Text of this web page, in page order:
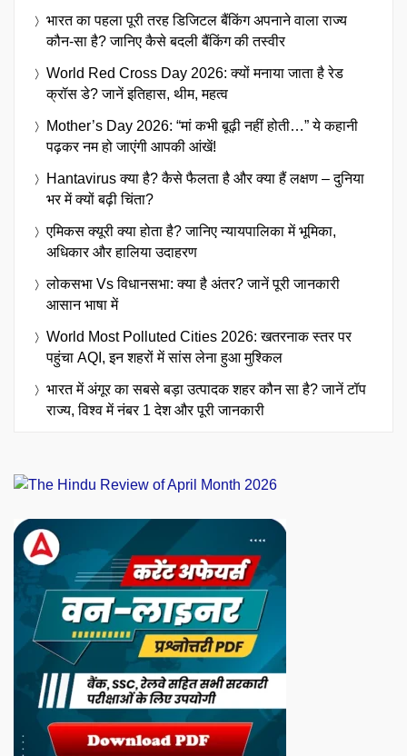
भारत का पहला पूरी तरह डिजिटल बैंकिंग अपनाने वाला राज्य
कौन-सा है? जानिए कैसे बदली बैंकिंग की तस्वीर
World Red Cross Day 2026: क्यों मनाया जाता है रेड
क्रॉस डे? जानें इतिहास, थीम, महत्व
Mother’s Day 2026: “मां कभी बूढ़ी नहीं होती…” ये कहानी
पढ़कर नम हो जाएंगी आपकी आंखें!
Hantavirus क्या है? कैसे फैलता है और क्या हैं लक्षण – दुनिया
भर में क्यों बढ़ी चिंता?
एमिकस क्यूरी क्या होता है? जानिए न्यायपालिका में भूमिका,
अधिकार और हालिया उदाहरण
लोकसभा Vs विधानसभा: क्या है अंतर? जानें पूरी जानकारी
आसान भाषा में
World Most Polluted Cities 2026: खतरनाक स्तर पर
पहुंचा AQI, इन शहरों में सांस लेना हुआ मुश्किल
भारत में अंगूर का सबसे बड़ा उत्पादक शहर कौन सा है? जानें टॉप
राज्य, विश्व में नंबर 1 देश और पूरी जानकारी